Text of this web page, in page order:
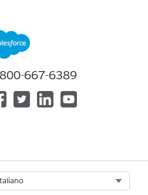
Testa
QUESTO ARTICOLO
Facci sapere, così
667-6389